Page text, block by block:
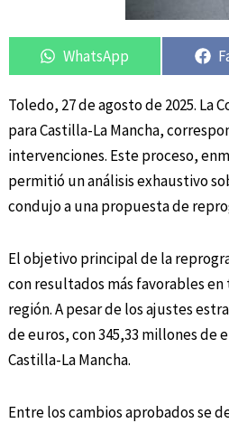
Compartir
en
WhatsApp
Toledo, 27 de agosto de 2025. La
para Castilla-La Mancha,
intervenciones. Este proceso,
permitió un análisis exhaustivo
condujo a una propuesta de
El objetivo principal de la
con resultados más favorables
región. A pesar de los ajustes
de euros, con 345,33 millones de
Castilla-La Mancha.
Entre los cambios aprobados se
Compartir
en